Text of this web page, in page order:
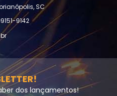
SC
9142
dos lançamentos!